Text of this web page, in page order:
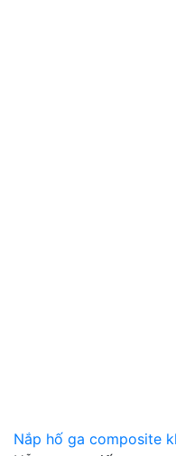
Nắp hố ga composite